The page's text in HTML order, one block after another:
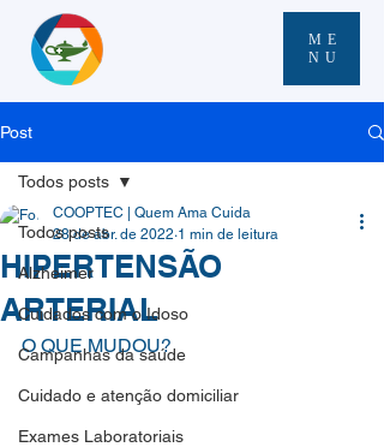
ME
NU
Post
Todos posts
Alzheimer
Cuidados com o Idoso
Campanhas da saúde
Cuidado e atenção domiciliar
Exames Laboratoriais
Todos posts
HIPERTENSÃO
ARTERIAL
COOPTEC | Quem Ama Cuida
28 de abr. de 2022 1 min de leitura
O QUE MUDOU?